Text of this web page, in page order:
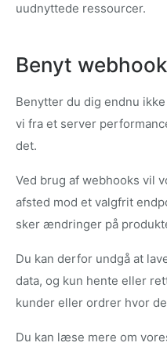
uudnyttede ressourcer.
Benyt
Benytter du dig endnu
vi fra et server
det.
Ved brug af webhooks vil
afsted mod et valgfrit
sker ændringer på
Du kan derfor undgå at
data, og kun hente eller
kunder eller ordrer hvor
Du kan læse mere om